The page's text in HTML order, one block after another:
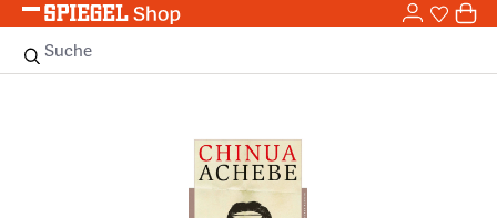
Zum Hauptinhalt springen 0
Suche